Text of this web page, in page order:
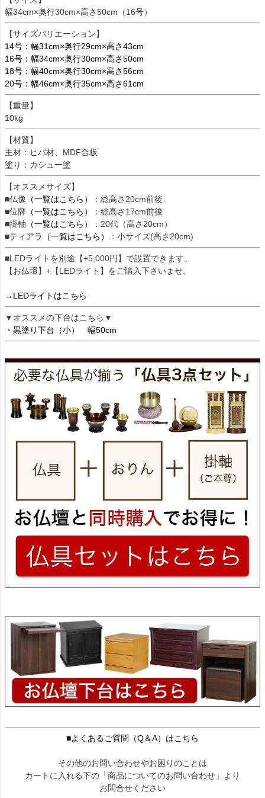
幅34cm×奥行30cm×高さ50cm（16号）
【サイズバリエーション】
14号：幅31cm×奥行29cm×高さ43cm
16号：幅34cm×奥行30cm×高さ50cm
18号：幅40cm×奥行30cm×高さ56cm
20号：幅46cm×奥行35cm×高さ61cm
【重量】
10kg
【材質】
主材：ヒバ材、MDF合板
塗り：カシュー塗
【オススメサイズ】
■仏像 （一覧はこちら）
：総高さ20cm前後
■位牌 （一覧はこちら）
：総高さ17cm前後
■掛軸 （一覧はこちら）
：20代（高さ20cm）
■ティアラ
（一覧はこちら） ：小サイズ(高さ20cm)
■LEDライトを別途【+5,000円】で設置できます。
【お仏壇】+【LEDライト】をご購入下さいませ。
→LEDライトはこちら
▼オススメの下台はこちら▼
・黒塗り下台（小） 幅50cm
■よくあるご質問（Q＆A）はこちら
その他のお問い合わせやお困りのことは
カートに入れる下の「商品についてのお問い合わせ」より
お問合せください